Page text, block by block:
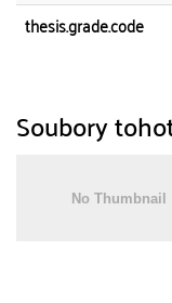
thesis.grade.code
Soubory